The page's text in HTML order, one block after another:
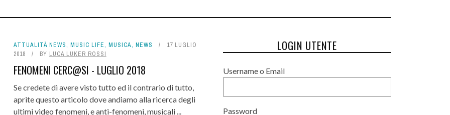
ATTUALITÀ NEWS, MUSIC LIFE, MUSICA, NEWS
17 LUGLIO
2018
BY LUCA LUKER ROSSI
FENOMENI CERC@SI - LUGLIO 2018
Se credete di avere visto tutto ed il contrario di tutto,
aprite questo articolo dove andiamo alla ricerca degli
ultimi video fenomeni, e anti-fenomeni, musicali ...
LOGIN UTENTE
Username o Email
Password